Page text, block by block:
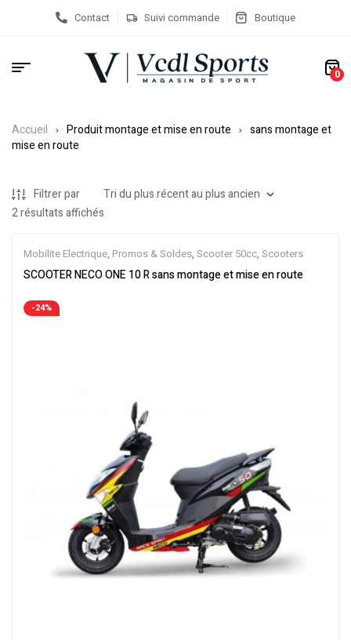
Contact Suivi commande Boutique
0
Accueil Produit montage et mise en route
sans montage et
mise en route
Filtrer par
2 résultats affichés
Mobilite Electrique, Promos & Soldes, Scooter 50cc, Scooters
SCOOTER NECO ONE 10 R sans montage et mise en route
-24%